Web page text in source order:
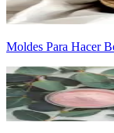
Moldes Para Hacer